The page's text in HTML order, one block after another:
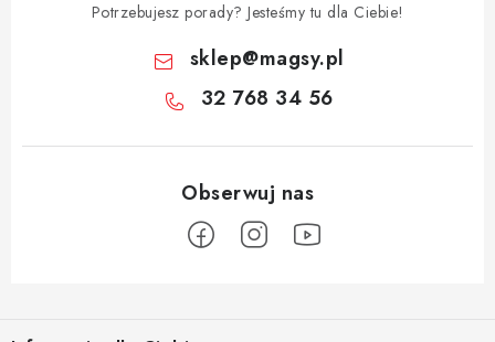
Potrzebujesz porady? Jesteśmy tu dla Ciebie!
sklep@magsy.pl
32 768 34 56